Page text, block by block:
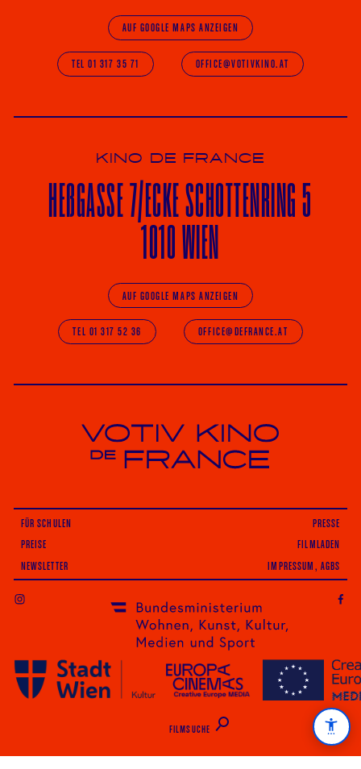
AUF GOOGLE MAPS ANZEIGEN
TEL 01 317 35 71 OFFICE@VOTIVKINO.AT
KINO DE FRANCE
HEßGASSE 7/ECKESCHOTTENRING 5
1010 WIEN
AUF GOOGLE MAPS ANZEIGEN
TEL 01 317 52 36 OFFICE@DEFRANCE.AT
Votiv Kino und Kino De France in Wien
FÜR SCHULEN
PRESSE
PREISE
FILMLADEN
NEWSLETTER IMPRESSUM, AGBS
FILMSUCHE